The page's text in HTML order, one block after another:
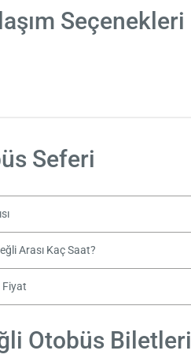
Seçenekleri
Seferi
Arası Kaç Saat?
Otobüs Biletleri